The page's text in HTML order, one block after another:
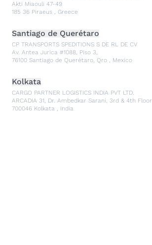
Akti Miaouli 47-49
185 36 Piraeus , Greece
Santiago de Querétaro
CP TRANSPORTS SPEDITIONS S DE RL DE CV
Av. Antea Jurica #1088, Piso 3,
76100 Santiago de Querétaro, Qro , Mexico
Kolkata
CARGO PARTNER LOGISTICS INDIA PVT LTD.
ARCADIA 31, Dr. Ambedkar Sarani, 3rd & 4th Floor
700046 Kolkata , India